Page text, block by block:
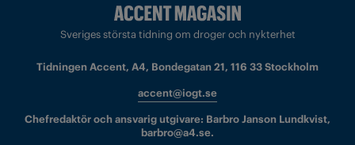
Sveriges största tidning om droger och nykterhet
Tidningen Accent, A4, Bondegatan 21, 116 33 Stockholm
accent@iogt.se
Chefredaktör och ansvarig utgivare: Barbro Janson Lundkvist,
barbro@a4.se.